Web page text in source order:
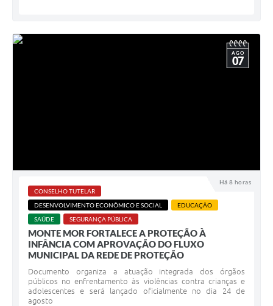
Há 8 horas
AGO
07
CONSELHO TUTELAR
DESENVOLVIMENTO ECONÔMICO E SOCIAL
EDUCAÇÃO
SAÚDE
SEGURANÇA PÚBLICA
MONTE MOR FORTALECE A PROTEÇÃO À
INFÂNCIA COM APROVAÇÃO DO FLUXO
MUNICIPAL DA REDE DE PROTEÇÃO
Documento organiza a atuação integrada dos órgãos
públicos no enfrentamento às violências contra crianças e
adolescentes e será lançado oficialmente no dia 24 de
agosto